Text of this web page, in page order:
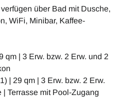
über Bad mit Dusche,
WiFi, Minibar, Kaffee-
qm | 3 Erw. bzw. 2 Erw. und 2
| 29 qm | 3 Erw. bzw. 2 Erw.
Terrasse mit Pool-Zugang